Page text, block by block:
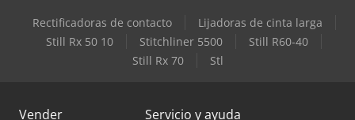
Rectificadoras de contacto
Lijadoras de cinta larga
Still Rx 50 10
Stitchliner 5500
Still R60-40
Still Rx 70
Stl
Vender Servicio y ayuda